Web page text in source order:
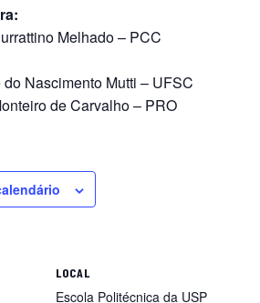
Melhado – PCC
do Nascimento Mutti – UFSC
de Carvalho – PRO
LOCAL
Escola Politécnica da USP